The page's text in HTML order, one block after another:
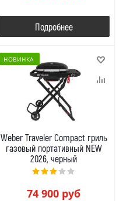
Подробнее
НОВИНКА
Weber Traveler Compact гриль
газовый портативный NEW
2026, черный
74 900 руб